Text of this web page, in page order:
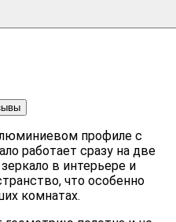
профиле с
работает сразу на две
в интерьере и
что особенно
комнатах.